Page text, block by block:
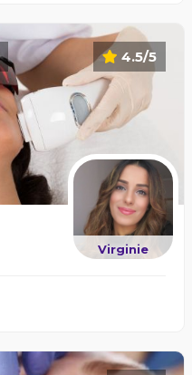
4.5/5
Virginie